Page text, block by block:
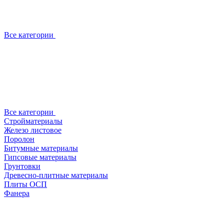
Все категории
Все категории
Стройматериалы
Железо листовое
Поролон
Битумные материалы
Гипсовые материалы
Грунтовки
Древесно-плитные материалы
Плиты ОСП
Фанера